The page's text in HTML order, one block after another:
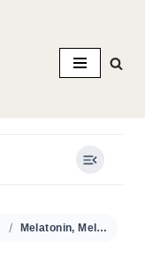
Melatonin, Melatonin‐Rezeptor‐Agonisten und Tryptophan als Schlafmittel